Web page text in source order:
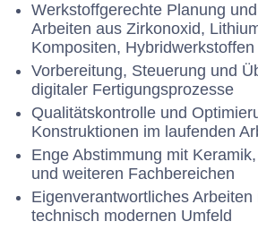
Werkstoffgerechte Planung
Arbeiten aus Zirkonoxid,
Kompositen, Hybridwerkstoffen
Vorbereitung, Steuerung und
digitaler Fertigungsprozesse
Qualitätskontrolle und
Konstruktionen im laufenden
Enge Abstimmung mit
und weiteren Fachbereichen
Eigenverantwortliches Arbeiten
technisch modernen Umfeld